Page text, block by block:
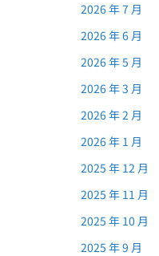
2026 年 7 月
2026 年 6 月
2026 年 5 月
2026 年 3 月
2026 年 2 月
2026 年 1 月
2025 年 12 月
2025 年 11 月
2025 年 10 月
2025 年 9 月